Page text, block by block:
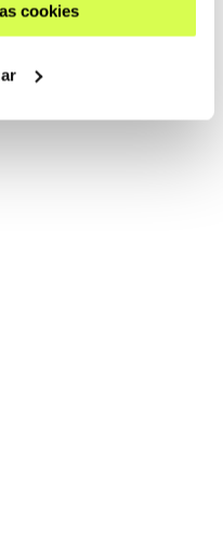
cookies